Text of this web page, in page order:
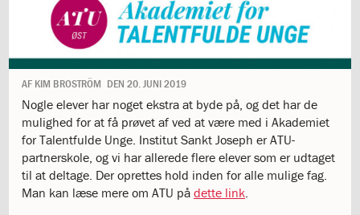
days
of
giving
1.12:
Let
it
Grow
1.13:
Move
it!
1.14:
Ucycle
We
cycle
AF KIM BROSTRÖM DEN 20. JUNI 2019
Nogle elever har noget ekstra at byde på, og det har de
mulighed for at få prøvet af ved at være med i Akademiet
for Talentfulde Unge. Institut Sankt Joseph er ATU-
partnerskole, og vi har allerede flere elever som er udtaget
til at deltage. Der oprettes hold inden for alle mulige fag.
Man kan læse mere om ATU på dette link.